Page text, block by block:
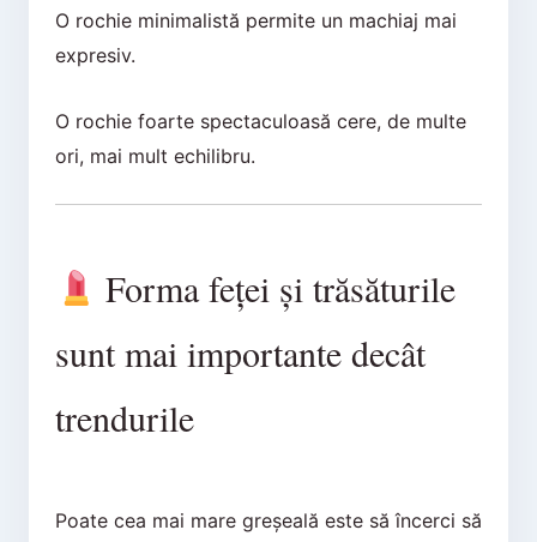
O rochie minimalistă permite un machiaj mai
expresiv.
O rochie foarte spectaculoasă cere, de multe
ori, mai mult echilibru.
Forma feței și trăsăturile
sunt mai importante decât
trendurile
Poate cea mai mare greșeală este să încerci să